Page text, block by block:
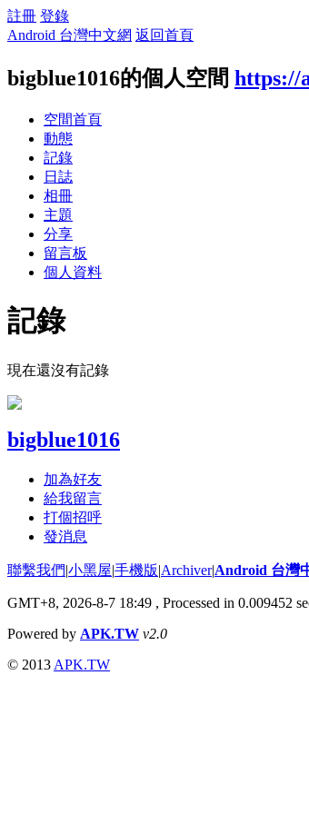
註冊 登錄
Android 台灣中文網 返回首頁
bigblue1016的個人空間 https://
空間首頁
動態
記錄
日誌
相冊
主題
分享
留言板
個人資料
記錄
現在還沒有記錄
bigblue1016
加為好友
給我留言
打個招呼
發消息
聯繫我們|小黑屋|手機版|Archiver|Android 台灣
GMT+8, 2026-8-7 18:49 , Processed in 0.009452
Powered by APK.TW v2.0
© 2013 APK.TW